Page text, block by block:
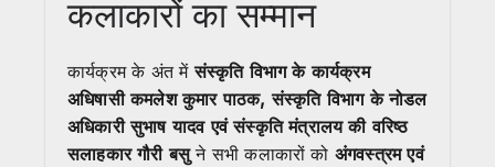
कलाकारों का सम्मान
कार्यक्रम के अंत मेंसंस्कृति विभाग के कार्यक्रम
अधिषासी कमलेश कुमार पाठक, संस्कृति विभाग के नोडल
अधिकारी सुभाष यादव एवं संस्कृति मंत्रालय की वरिष्ठ
सलाहकार गौरी बसुने सभी कलाकारों को अंगवस्त्रम एवं